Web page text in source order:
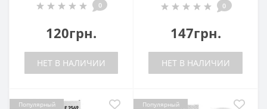
0
120грн.
НЕТ В НАЛИЧИИ
0
147грн.
НЕТ В НАЛИЧИИ
Популярный
Популярный